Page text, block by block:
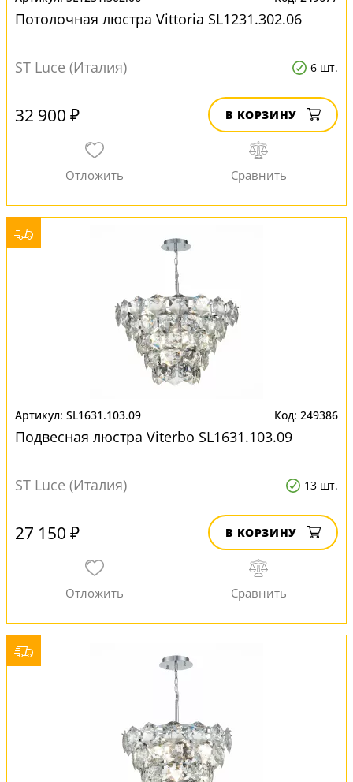
Потолочная люстра Vittoria SL1231.302.06
ST Luce (Италия) 6 шт.
32 900 ₽ В КОРЗИНУ
SL1631.103.09 249386
Подвесная люстра Viterbo SL1631.103.09
ST Luce (Италия) 13 шт.
27 150 ₽ В КОРЗИНУ